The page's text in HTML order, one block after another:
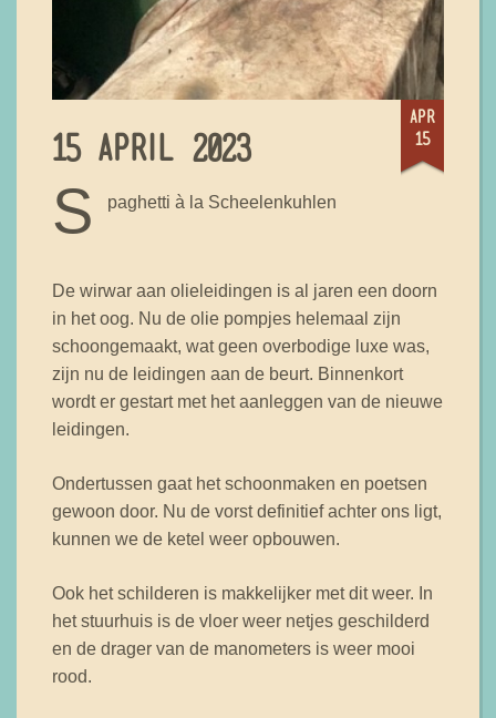
apr
15
15 APRIL 2023
S paghetti à la Scheelenkuhlen
De wirwar aan olieleidingen is al jaren een doorn
in het oog. Nu de olie pompjes helemaal zijn
schoongemaakt, wat geen overbodige luxe was,
zijn nu de leidingen aan de beurt. Binnenkort
wordt er gestart met het aanleggen van de nieuwe
leidingen.
Ondertussen gaat het schoonmaken en poetsen
gewoon door. Nu de vorst definitief achter ons ligt,
kunnen we de ketel weer opbouwen.
Ook het schilderen is makkelijker met dit weer. In
het stuurhuis is de vloer weer netjes geschilderd
en de drager van de manometers is weer mooi
rood.